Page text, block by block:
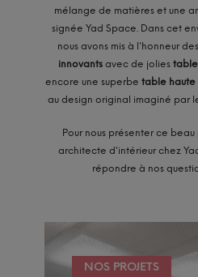
mélange de matières et une
signée Yad Space. Dans cet
nous avons mis à l'honneur des
innovants avec de jolies
encore une superbe table
au design original imaginé par
Pour nous présenter ce beau
architecte d'intérieur chez
répondre à nos
NOS PROJETS